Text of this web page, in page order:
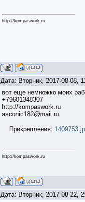
http://kompaswork.ru
Дата: Вторник, 2017-08-08,
вот еще немножко моих
+79601348307
http://kompaswork.ru
asconic182@mail.ru
Прикрепления:
http://kompaswork.ru
Дата: Вторник, 2017-08-22,